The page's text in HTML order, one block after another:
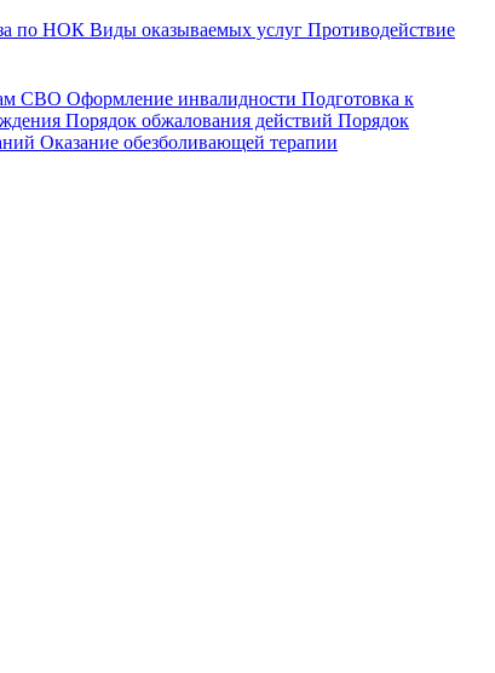
по НОК Виды оказываемых услуг Противодействие
СВО Оформление инвалидности Подготовка к
Порядок обжалования действий Порядок
Оказание обезболивающей терапии